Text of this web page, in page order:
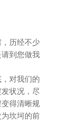
历经不少
到您做我
对我们的
状况，尽
得清晰规
坎坷的前